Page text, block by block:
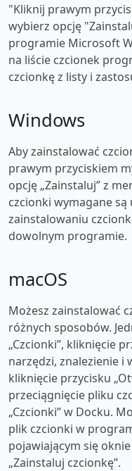
"Kliknij prawym
wybierz opcję
programie Microsoft
na liście czcionek
czcionkę z listy i
Windows
Aby zainstalować
prawym przyciskiem
opcję „Zainstaluj” z
czcionki wymagane
zainstalowaniu
dowolnym programie.
macOS
Możesz zainstalować
różnych sposobów.
„Czcionki”, kliknięcie
narzędzi, znalezienie i
kliknięcie przycisku
przeciągnięcie pliku
„Czcionki” w Docku.
plik czcionki w
pojawiającym się
„Zainstaluj czcionkę”.